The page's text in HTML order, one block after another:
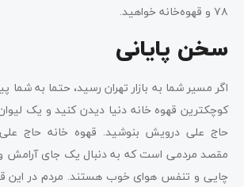
۷۸ و قهوه‌خانه خواهید.
سخن پایانی
اگر مسیر شما به بازار تهران رسید، حتما به شما
کوچکترین قهوه خانه دنیا دیدن کنید و یک
حاج علی درویش بنوشید. قهوه‌ خانه حاج
مقصد مردمی است که به دنبال یک جای آرامش
چایی و تنفس هوای خوب هستند. مردم در این